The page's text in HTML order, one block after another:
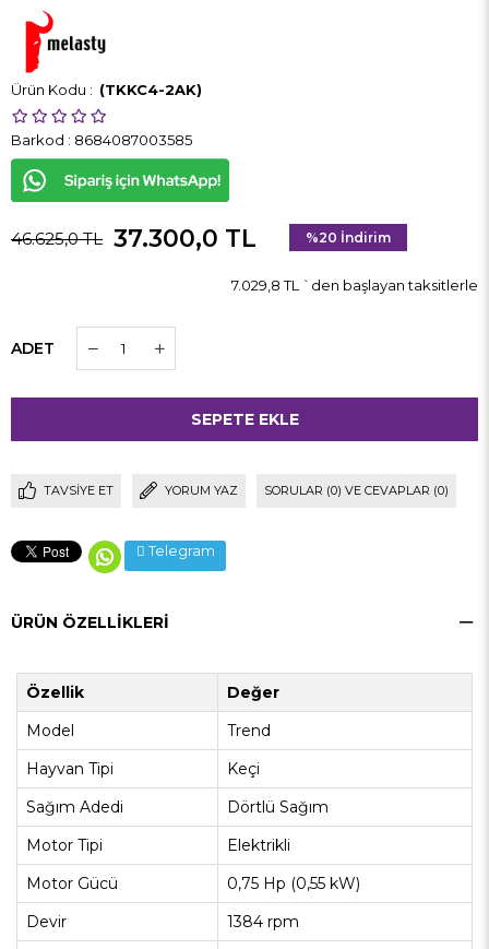
(TKKC4-2AK)
Barkod : 8684087003585
46.625,0 TL 37.300,0 TL %20 İndirim
7.029,8 TL `den başlayan taksitlerle
ADET
TAVSIYE ET YORUM YAZ SORULAR (0) VE CEVAPLAR (0)
Telegram
ÜRÜN ÖZELLIKLERI
Özellik
Değer
Model
Trend
Hayvan Tipi
Keçi
Sağım Adedi
Dörtlü Sağım
Motor Tipi
Elektrikli
Motor Gücü
0,75 Hp (0,55 kW)
Devir
1384 rpm